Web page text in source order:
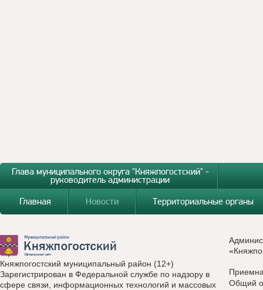
Глава муниципального округа "Княжпогостский" -
руководитель администрации
Главная
Новости Территориальные органы
Княжпогостский муниципальный район (12+)
Зарегистрирован в Федеральной службе по надзору в
сфере связи, информационных технологий и массовых
Общий